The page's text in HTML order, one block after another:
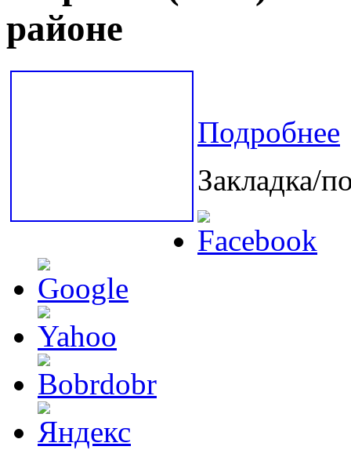
районе
Подробнее
Закладка/